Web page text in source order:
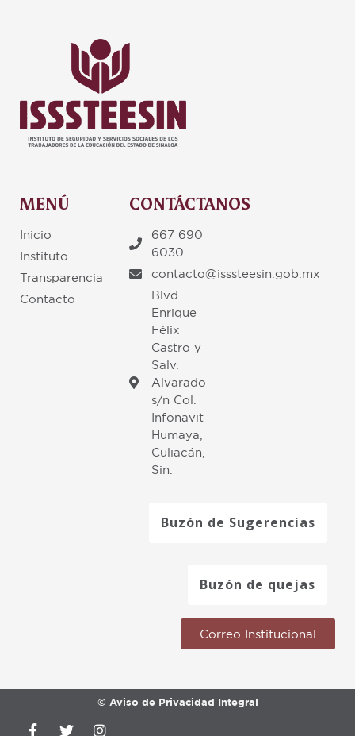
MENÚ
Inicio
Instituto
Transparencia
Contacto
CONTÁCTANOS
667 690
6030
contacto@isssteesin.gob.mx
Blvd.
Enrique
Félix
Castro y
Salv.
Alvarado
s/n Col.
Infonavit
Humaya,
Culiacán,
Sin.
Buzón de Sugerencias
Buzón de quejas
Correo Institucional
© Aviso de Privacidad Integral